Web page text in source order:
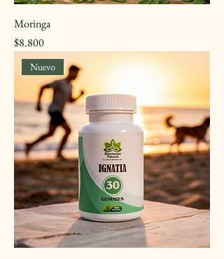
Moringa
Precio
$8.800
Nuevo